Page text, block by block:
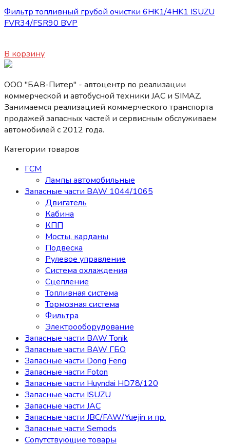
Фильтр топливный грубой очистки 6HK1/4HK1 ISUZU
FVR34/FSR90 BVP
В корзину
ООО "БАВ-Питер" - автоцентр по реализации
коммерческой и автобусной техники JAC и SIMAZ.
Занимаемся реализацией коммерческого транспорта
продажей запасных частей и сервисным обслуживаем
автомобилей c 2012 года.
Категории товаров
ГСМ
Лампы автомобильные
Запасные части BAW 1044/1065
Двигатель
Кабина
КПП
Мосты, карданы
Подвеска
Рулевое управление
Система охлаждения
Сцепление
Топливная система
Тормозная система
Фильтра
Электрооборудование
Запасные части BAW Tonik
Запасные части BAW ГБО
Запасные части Dong Feng
Запасные части Foton
Запасные части Huyndai HD78/120
Запасные части ISUZU
Запасные части JAC
Запасные части JBC/FAW/Yuejin и пр.
Запасные части Semods
Сопутствующие товары